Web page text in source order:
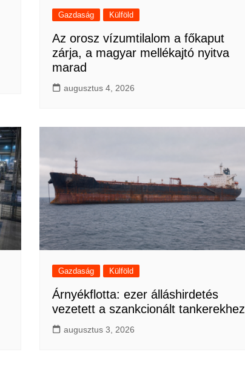
Gazdaság Külföld
Az orosz vízumtilalom a főkaput
zárja, a magyar mellékajtó nyitva
marad
augusztus 4, 2026
Gazdaság Külföld
Árnyékflotta: ezer álláshirdetés
vezetett a szankcionált tankerekhez
augusztus 3, 2026